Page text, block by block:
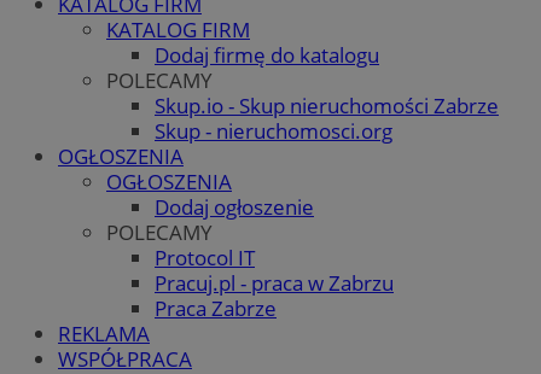
KATALOG FIRM
Dodaj firmę do katalogu
POLECAMY
Skup.io - Skup nieruchomości Zabrze
Skup - nieruchomosci.org
OGŁOSZENIA
OGŁOSZENIA
Dodaj ogłoszenie
POLECAMY
Protocol IT
Pracuj.pl - praca w Zabrzu
Praca Zabrze
REKLAMA
WSPÓŁPRACA